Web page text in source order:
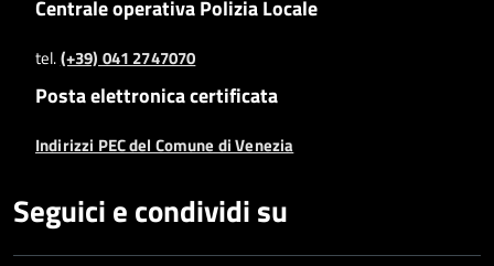
Centrale operativa Polizia Locale
tel.(+39) 041 2747070
Posta elettronica certificata
Indirizzi PEC del Comune di Venezia
Seguici e condividi su